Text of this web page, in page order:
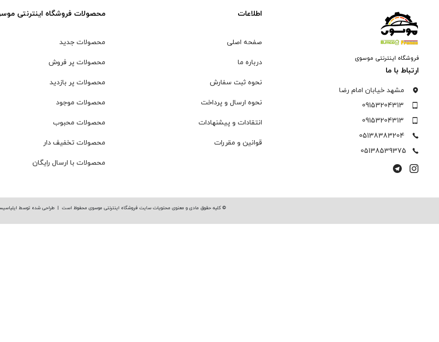
فروشگاه اینترنتی موسوی
ارتباط با ما
مشهد خیابان امام رضا
09153204313
09153204313
05138383204
05138539375
اطلاعات
صفحه اصلی
درباره ما
نحوه ثبت سفارش
نحوه ارسال و پرداخت
انتقادات و پیشنهادات
قوانین و مقررات
محصولات فروشگاه اینترنتی
محصولات جدید
محصولات پر فروش
محصولات پر بازدید
محصولات موجود
محصولات محبوب
محصولات تخفیف دار
محصولات با ارسال رایگان
© کلیه حقوق مادی و معنوی محتویات سایت فروشگاه اینترنتی موسوی محفوظ است |طراحی شده توسط